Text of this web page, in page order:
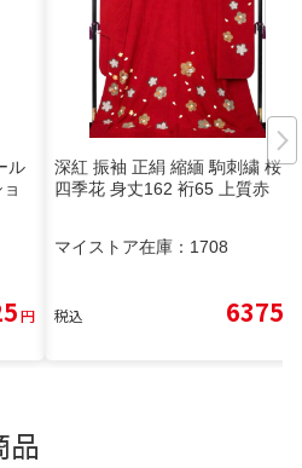
ル
円
深紅 振袖 正絹 縮緬 駒刺繍 桜
四季花 身丈162 裄65 上質赤
マイストア在庫： 1708
税込 6375
品